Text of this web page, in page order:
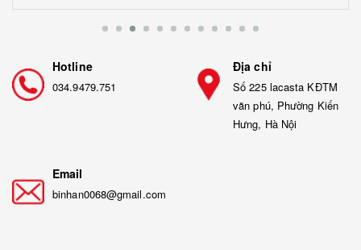
Hotline
034.9479.751
Địa chỉ
Số 225 lacasta KĐTM
văn phú, Phường Kiến
Hưng, Hà Nội
Email
binhan0068@gmail.com